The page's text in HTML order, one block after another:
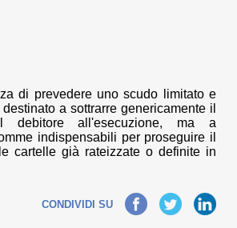
di prevedere uno scudo limitato e
a sottrarre genericamente il
debitore all'esecuzione, ma a
indispensabili per proseguire il
cartelle già rateizzate o definite in
CONDIVIDI SUFacebook TwitterLinkedIn